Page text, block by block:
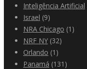
Inteligência Artificial
Israel (9)
NRA Chicago (1)
NRF NY (32)
Orlando (1)
Panamá (131)